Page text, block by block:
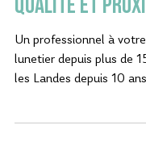
Le Collectif
qualité et
Un professionnel à
les Landes depuis 10